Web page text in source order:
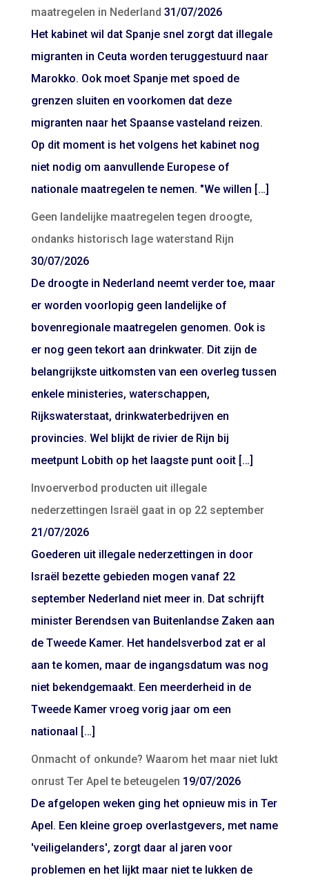
maatregelen in Nederland 31/07/2026
Het kabinet wil dat Spanje snel zorgt dat illegale
migranten in Ceuta worden teruggestuurd naar
Marokko. Ook moet Spanje met spoed de
grenzen sluiten en voorkomen dat deze
migranten naar het Spaanse vasteland reizen.
Op dit moment is het volgens het kabinet nog
niet nodig om aanvullende Europese of
nationale maatregelen te nemen. "We willen […]
Geen landelijke maatregelen tegen droogte,
ondanks historisch lage waterstand Rijn
30/07/2026
De droogte in Nederland neemt verder toe, maar
er worden voorlopig geen landelijke of
bovenregionale maatregelen genomen. Ook is
er nog geen tekort aan drinkwater. Dit zijn de
belangrijkste uitkomsten van een overleg tussen
enkele ministeries, waterschappen,
Rijkswaterstaat, drinkwaterbedrijven en
provincies. Wel blijkt de rivier de Rijn bij
meetpunt Lobith op het laagste punt ooit […]
Invoerverbod producten uit illegale
nederzettingen Israël gaat in op 22 september
21/07/2026
Goederen uit illegale nederzettingen in door
Israël bezette gebieden mogen vanaf 22
september Nederland niet meer in. Dat schrijft
minister Berendsen van Buitenlandse Zaken aan
de Tweede Kamer. Het handelsverbod zat er al
aan te komen, maar de ingangsdatum was nog
niet bekendgemaakt. Een meerderheid in de
Tweede Kamer vroeg vorig jaar om een
nationaal […]
Onmacht of onkunde? Waarom het maar niet lukt
onrust Ter Apel te beteugelen 19/07/2026
De afgelopen weken ging het opnieuw mis in Ter
Apel. Een kleine groep overlastgevers, met name
'veiligelanders', zorgt daar al jaren voor
problemen en het lijkt maar niet te lukken de